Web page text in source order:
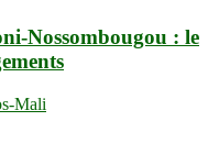
Nossombougou : le
Mali